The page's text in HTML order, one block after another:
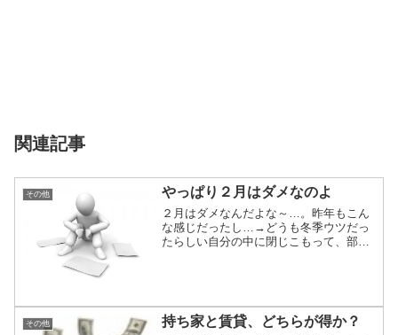
関連記事
その他 やっぱり２月はダメなのよ
２月はダメなんだよな～…。昨年もこん
な感じだったし…→どうも冬季ウツだっ
たらしい自分の中に閉じこもって、部屋
その他 持ち家と賃貸、どちらが得か？